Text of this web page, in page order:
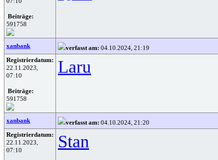
Beiträge:
591758
xanbank verfasst am: 04.10.2024, 21:19
Registrierdatum:
22.11.2023,
07:10
Beiträge:
591758
Laru
xanbank verfasst am: 04.10.2024, 21:20
Registrierdatum:
22.11.2023,
07:10
Stan